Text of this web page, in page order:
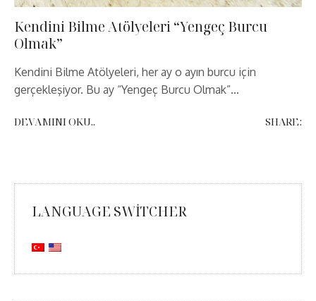
Kendini Bilme Atölyeleri “Yengeç Burcu
Olmak”
Kendini Bilme Atölyeleri, her ay o ayın burcu için
gerçekleşiyor. Bu ay “Yengeç Burcu Olmak”…
DEVAMINI OKU.. SHARE:
LANGUAGE SWITCHER